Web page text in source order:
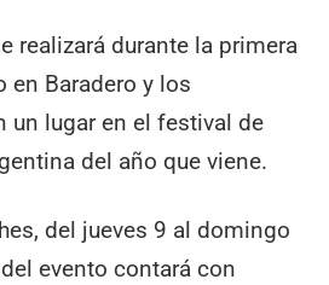
realizará durante la primera
en Baradero y los
un lugar en el festival de
del año que viene.
del jueves 9 al domingo
evento contará con